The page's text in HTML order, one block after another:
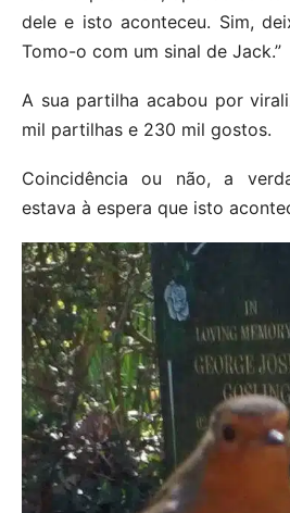
dele e isto aconteceu. Sim,
Tomo-o com um sinal de Jack.”
A sua partilha acabou por
mil partilhas e 230 mil gostos.
Coincidência ou não, a
estava à espera que isto